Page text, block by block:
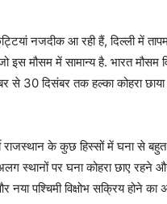
आ रही हैं, दिल्ली में तापमान
इस मौसम में सामान्य है. भारत
से 30 दिसंबर तक हल्का कोहरा
राजस्थान के कुछ हिस्सों में घना से
स्थानों पर घना कोहरा छाए रहने
पश्चिमी विक्षोभ सक्रिय होने का